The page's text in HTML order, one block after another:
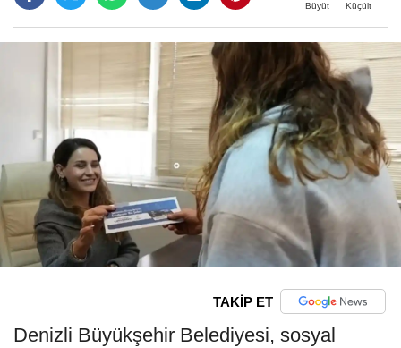
Büyüt Küçült
TAKİP ET
Denizli Büyükşehir Belediyesi, sosyal